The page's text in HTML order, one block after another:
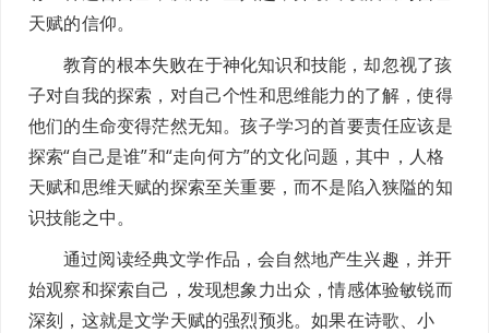
天赋的信仰。
教育的根本失败在于神化知识和技能，却忽视了孩
子对自我的探索，对自己个性和思维能力的了解，使得
他们的生命变得茫然无知。孩子学习的首要责任应该是
探索“自己是谁”和“走向何方”的文化问题，其中，人格
天赋和思维天赋的探索至关重要，而不是陷入狭隘的知
识技能之中。
通过阅读经典文学作品，会自然地产生兴趣，并开
始观察和探索自己，发现想象力出众，情感体验敏锐而
深刻，这就是文学天赋的强烈预兆。如果在诗歌、小